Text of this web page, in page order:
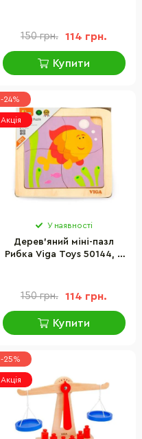
150 грн. 114 грн.
Купити
-24%
Акція
У наявності
Дерев'яний міні-пазл
Рибка Viga Toys 50144, 4
150 грн. 114 грн.
Купити
-25%
Акція